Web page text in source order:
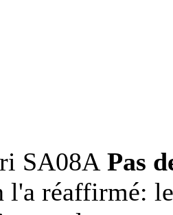
Pas
l'a réaffirmé: